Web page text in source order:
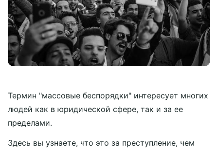
Термин "массовые беспорядки" интересует многих
людей как в юридической сфере, так и за ее
пределами.
Здесь вы узнаете, что это за преступление, чем